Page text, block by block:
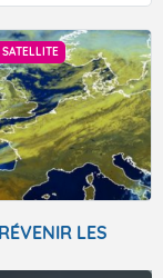
LES